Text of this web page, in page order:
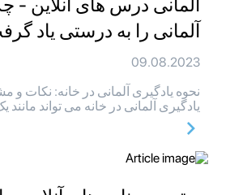
آلمانی درس های آنلاین -
آلمانی را به درستی یاد
09.08.2023
نحوه یادگیری آلمانی در خانه: نکات و
یادگیری آلمانی در خانه می تواند مانند